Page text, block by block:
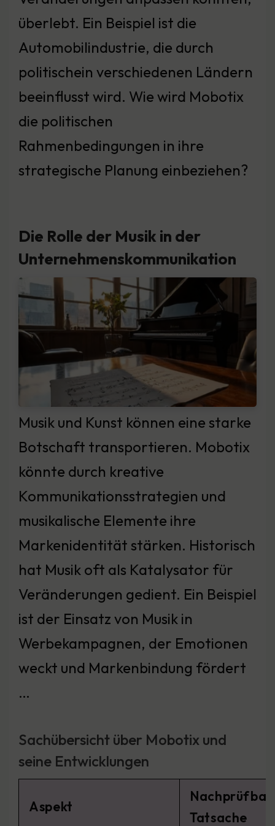
überlebt. Ein Beispiel ist die
Automobilindustrie, die durch
politischein verschiedenen Ländern
beeinflusst wird. Wie wird Mobotix
die politischen
Rahmenbedingungen in ihre
strategische Planung einbeziehen?
Die Rolle der Musik in der
Unternehmenskommunikation
Musik und Kunst können eine starke
Botschaft transportieren. Mobotix
könnte durch kreative
Kommunikationsstrategien und
musikalische Elemente ihre
Markenidentität stärken. Historisch
hat Musik oft als Katalysator für
Veränderungen gedient. Ein Beispiel
ist der Einsatz von Musik in
Werbekampagnen, der Emotionen
weckt und Markenbindung fördert
…
Sachübersicht über Mobotix und
seine Entwicklungen
Aspekt
Tatsache